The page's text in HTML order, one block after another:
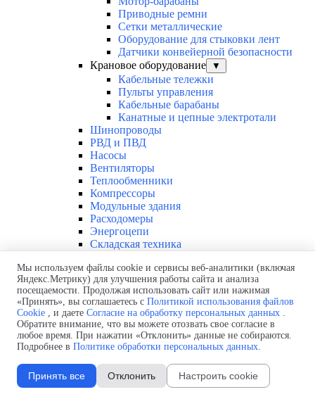
Приводные ремни
Сетки металлические
Оборудование для стыковки лент
Датчики конвейерной безопасности
Крановое оборудование
▼
Кабельные тележки
Пульты управления
Кабельные барабаны
Канатные и цепные электротали
Шинопроводы
РВД и ПВД
Насосы
Вентиляторы
Теплообменники
Компрессоры
Модульные здания
Расходомеры
Энергоцепи
Складская техника
Конфиденциальность ▼
Политика использования файлов cookie
Политика обработки персональных данных
Согласие на обработку персональных
данных
Продукция
▼
Низковольтное оборудование ▼
Миниатюрные автоматические выключатели
и устройства защ.отключения
Низковольтные автоматические
Мы используем файлы cookie и сервисы веб-аналитики (включая
Яндекс.Метрику) для улучшения работы сайта и анализа
посещаемости. Продолжая использовать сайт или нажимая
«Принять», вы соглашаетесь с Политикой использования файлов
Cookie , и даете Согласие на обработку персональных данных .
Обратите внимание, что вы можете отозвать свое согласие в
любое время. При нажатии «Отклонить» данные не собираются.
Подробнее в Политике обработки персональных данных.
Принять все Отклонить Настроить cookie